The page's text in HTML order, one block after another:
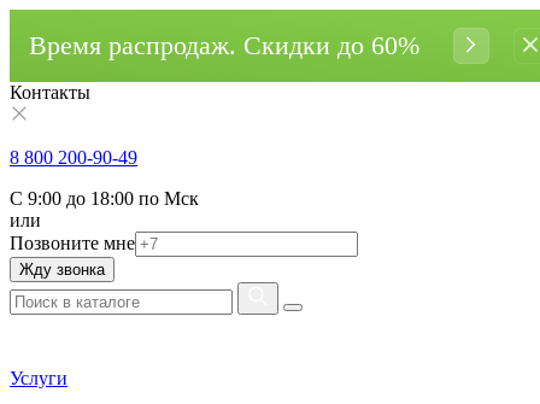
Время распродаж. Cкидки до 60%
Контакты
8 800 200-90-49
С 9:00 до 18:00 по Мск
или
Позвоните мне
Жду звонка
Услуги